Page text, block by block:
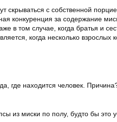
скрываться с собственной
конкуренция за содержание
в том случае, когда братья и
когда несколько
где находится человек.
из миски по полу, будто бы это